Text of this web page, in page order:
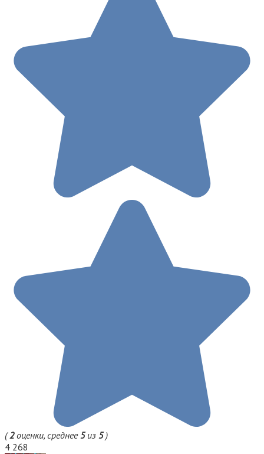
(2оценки, среднее5из 5)
4 268